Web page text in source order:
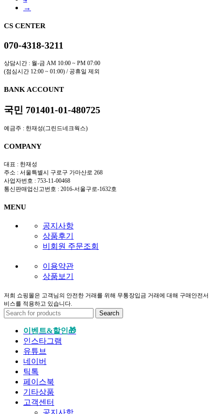
→
CS CENTER
070-4318-3211
상담시간 : 월-금 AM 10:00 ~ PM 07:00
(점심시간 12:00 ~ 01:00) / 공휴일 제외
BANK ACCOUNT
국민 701401-01-480725
예금주 : 한재성(그린드네크웍스)
COMPANY
대표 : 한재성
주소 : 서울특별시 구로구 가마산로 268
사업자번호 : 753-11-00468
통신판매업신고번호 : 2016-서울구로-1632호
MENU
공지사항
상품후기
비회원 주문조회
이용약관
상품보기
저희 쇼핑몰은 고객님의 안전한 거래를 위해 무통장입금 거래에 대해 구매안전서
비스를 적용하고 있습니다.
Search
이벤트&할인🎁
인스타그램
유튜브
네이버
틱톡
페이스북
기타상품
고객센터
공지사항